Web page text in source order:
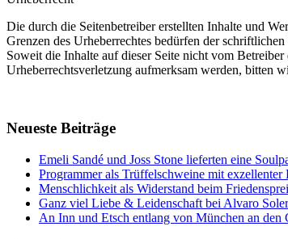
Die durch die Seitenbetreiber erstellten Inhalte und
Grenzen des Urheberrechtes bedürfen der
Soweit die Inhalte auf dieser Seite nicht vom
Urheberrechtsverletzung aufmerksam werden, bitten
Neueste Beiträge
Emeli Sandé und Joss Stone lieferten eine
Programmer als Trüffelschweine mit
Menschlichkeit als Widerstand beim
Ganz viel Liebe & Leidenschaft bei Alvaro
An Inn und Etsch entlang von München an den